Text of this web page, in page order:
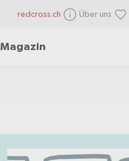
redcross.ch Über uns
Magazin